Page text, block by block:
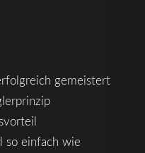
gemeistert
so einfach wie